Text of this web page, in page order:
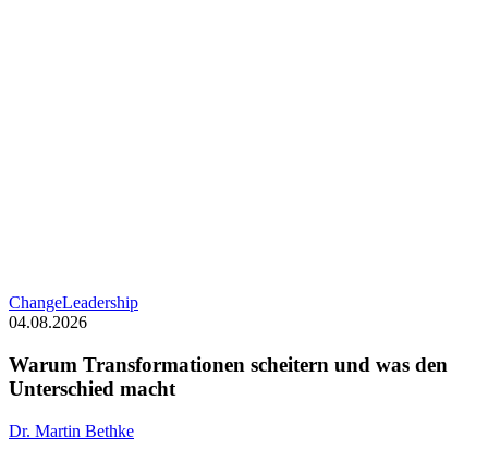
ChangeLeadershipWarum
und
was
den
04.08.2026
Warum Transformationen scheitern und was den
Unterschied macht
Dr. Martin Bethke